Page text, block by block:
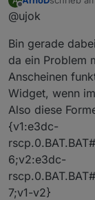
Offline zuletzt
@ujok
Bin gerade
da ein Problem
Anscheinen
Widget, wenn
Also diese
{v1:e3dc-
6;v2:e3dc-
7;v1-v2}